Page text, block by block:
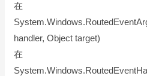
在
handler, Object target)
在